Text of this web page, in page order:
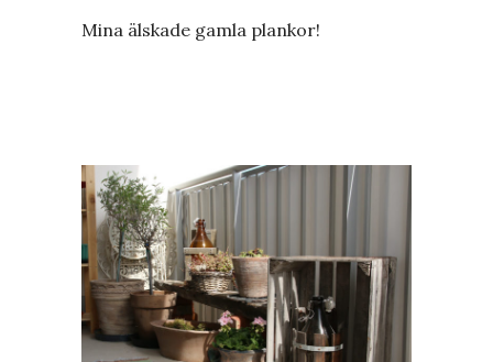
Mina älskade gamla plankor!